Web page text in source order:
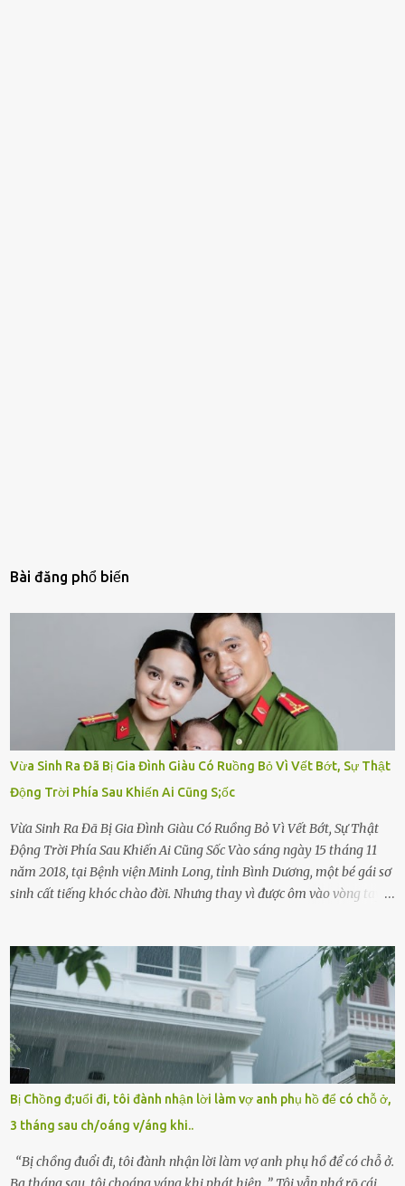
Bài đăng phổ biến
Vừa Sinh Ra Đã Bị Gia Đình Giàu Có Ruồng Bỏ Vì Vết Bớt, Sự Thật
Động Trời Phía Sau Khiến Ai Cũng S;ốc
Vừa Sinh Ra Đã Bị Gia Đình Giàu Có Ruồng Bỏ Vì Vết Bớt, Sự Thật
Động Trời Phía Sau Khiến Ai Cũng Sốc Vào sáng ngày 15 tháng 11
năm 2018, tại Bệnh viện Minh Long, tỉnh Bình Dương, một bé gái sơ
sinh cất tiếng khóc chào đời. Nhưng thay vì được ôm vào vòng tay
hảo, địa vị cao sang của ông Trần Quốc Tùng xem như điềm gở. Ông
Tùng, một doanh nhân quyền lực có tiếng ở Bình Dương, cùng vợ là
bà Đỗ Thị Nga, lập tức ra quyết định nhẫn tâm: bỏ lại đứa trẻ. Họ
viện cớ “không đủ khả năng nuôi dưỡng” và ký vào giấy từ chối
quyền giám hộ, yêu cầu bệnh viện xử lý bé như một trường hợp bị
bỏ rơi. Trong khi ấy, con gái ruột của họ – Trần Lệ Mi – vẫn đang
mê man sau sinh, hoàn toàn không hay biết chuyện gì xảy ra.
Thiếu úy Nguyễn Thị Mai, một nữ cảnh sát công tác tại địa phương,
tình cờ chứng kiến giây phút bé bị đưa đi trong lặng lẽ. Nét mặt đỏ
hỏn, bàn tay bé xíu co quắp, ...
Bị Chồng đ;uổi đi, tôi đành nhận lời làm vợ anh phụ hồ để có chỗ ở,
3 tháng sau ch/oáng v/áng khi..
“Bị chồng đuổi đi, tôi đành nhận lời làm vợ anh phụ hồ để có chỗ ở.